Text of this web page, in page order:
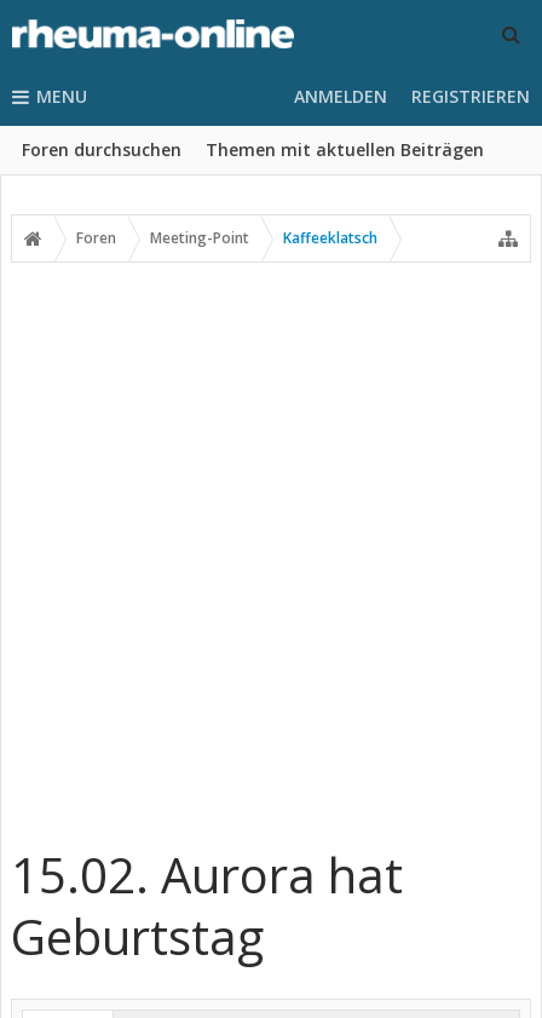
MENU
Foren durchsuchen Themen mit aktuellen Beiträgen
ANMELDEN REGISTRIEREN
Foren Meeting-Point Kaffeeklatsch
15.02. Aurora hat
Geburtstag